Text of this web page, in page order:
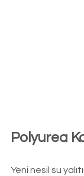
Polyurea
Yeni nesil su